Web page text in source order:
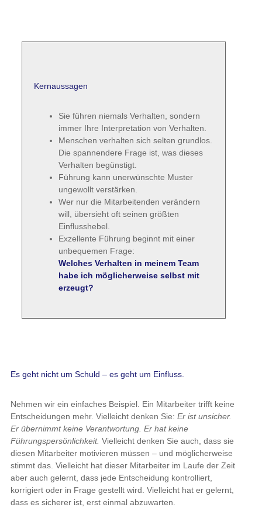
Kernaussagen
Sie führen niemals Verhalten, sondern
immer Ihre Interpretation von Verhalten.
Menschen verhalten sich selten grundlos.
Die spannendere Frage ist, was dieses
Verhalten begünstigt.
Führung kann unerwünschte Muster
ungewollt verstärken.
Wer nur die Mitarbeitenden verändern
will, übersieht oft seinen größten
Einflusshebel.
Exzellente Führung beginnt mit einer
unbequemen Frage:
Welches Verhalten in meinem Team
habe ich möglicherweise selbst mit
erzeugt?
Es geht nicht um Schuld – es geht um Einfluss.
Nehmen wir ein einfaches Beispiel. Ein Mitarbeiter trifft keine
Entscheidungen mehr. Vielleicht denken Sie: Er ist unsicher.
Er übernimmt keine Verantwortung. Er hat keine
Führungspersönlichkeit. Vielleicht denken Sie auch, dass sie
diesen Mitarbeiter motivieren müssen – und möglicherweise
stimmt das. Vielleicht hat dieser Mitarbeiter im Laufe der Zeit
aber auch gelernt, dass jede Entscheidung kontrolliert,
korrigiert oder in Frage gestellt wird. Vielleicht hat er gelernt,
dass es sicherer ist, erst einmal abzuwarten.